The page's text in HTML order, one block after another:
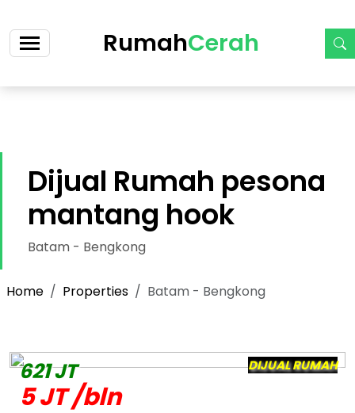
RumahCerah
rumah-pesona-mantang-hook-cicilan-5-jt-an
Dijual Rumah pesona
mantang hook
Batam - Bengkong
Home Properties Batam - Bengkong
DIJUAL RUMAH
621 JT
5 JT /bln